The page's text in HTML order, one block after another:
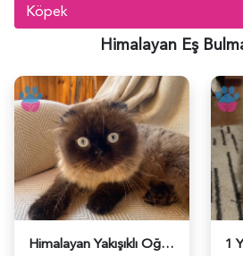
Köpek
Himalayan Eş
Himalayan Yakışıklı Oğluma Eş Arıyorum - 118984160